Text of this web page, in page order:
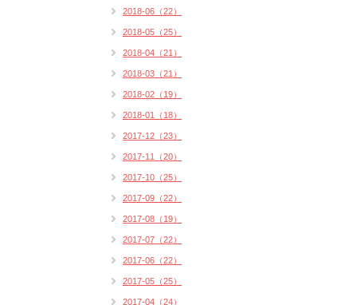
2018-06（22）
2018-05（25）
2018-04（21）
2018-03（21）
2018-02（19）
2018-01（18）
2017-12（23）
2017-11（20）
2017-10（25）
2017-09（22）
2017-08（19）
2017-07（22）
2017-06（22）
2017-05（25）
2017-04（24）